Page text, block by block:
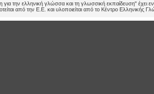
την ελληνική γλώσσα και τη γλωσσική εκπαίδευση" έχει
από την Ε.E. και υλοποιείται από το Κέντρο Ελληνικής